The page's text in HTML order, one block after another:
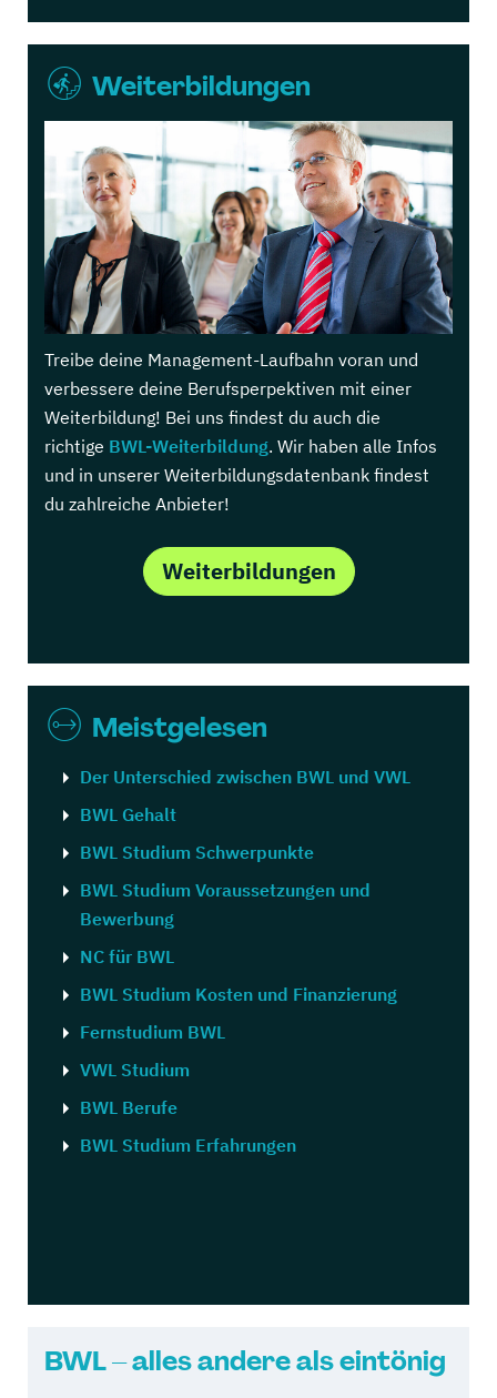
Weiterbildungen
Treibe deine Management-Laufbahn voran und
verbessere deine Berufsperpektiven mit einer
Weiterbildung! Bei uns findest du auch die
richtige BWL-Weiterbildung. Wir haben alle Infos
und in unserer Weiterbildungsdatenbank findest
du zahlreiche Anbieter!
Weiterbildungen
Meistgelesen
Der Unterschied zwischen BWL und VWL
BWL Gehalt
BWL Studium Schwerpunkte
BWL Studium Voraussetzungen und
Bewerbung
NC für BWL
BWL Studium Kosten und Finanzierung
Fernstudium BWL
VWL Studium
BWL Berufe
BWL Studium Erfahrungen
BWL – alles andere als eintönig